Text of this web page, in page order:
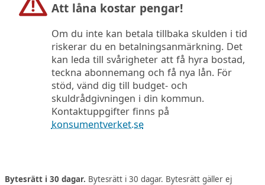
Att låna kostar pengar!
Om du inte kan betala tillbaka skulden i tid
riskerar du en betalningsanmärkning. Det
kan leda till svårigheter att få hyra bostad,
teckna abonnemang och få nya lån. För
stöd, vänd dig till budget- och
skuldrådgivningen i din kommun.
Kontaktuppgifter finns på
konsumentverket.se
Bytesrätt i 30 dagar. Bytesrätt i 30 dagar. Bytesrätt gäller ej